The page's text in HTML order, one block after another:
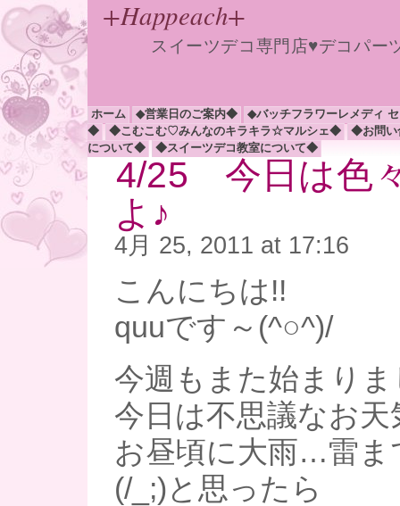
+Happeach+
スイーツデコ専門店♥デコパ
ホーム ◆営業日のご案内◆
◆バッチフラワーレメディ
◆
◆こむこむ♡みんなのキラキラ☆マルシェ◆
◆お問
について◆
◆スイーツデコ教室について◆
4/25 今日は色
よ♪
4月 25, 2011 at 17:16
こんにちは!!
quuです～(^○^)/
今週もまた始まり
今日は不思議なお
お昼頃に大雨…雷ま
(/_;)と思ったら